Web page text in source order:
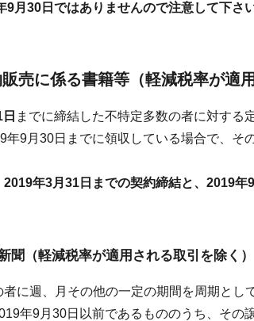
9月30日ではありませんので注意して下さい
売に係る書籍等（軽減税率が適
までに締結した不特定多数の者に対する
年9月30日までに領収している場合で、そ
年3月31日までの契約締結と、2019年
聞（軽減税率が適用される取引を除く）
者に週、月その他の一定の期間を周期とし
年9月30日以前であるもののうち、その